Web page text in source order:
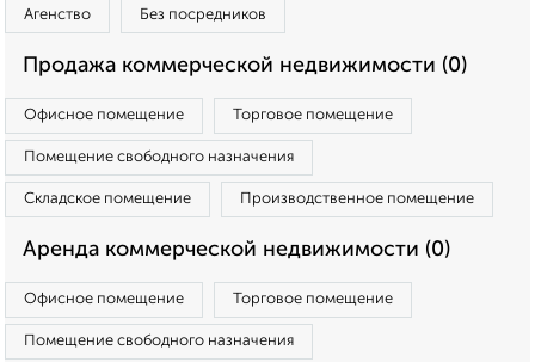
Агенство Без посредников
Продажа коммерческой недвижимости (0)
Офисное помещение Торговое помещение
Помещение свободного назначения
Складское помещение Производственное помещение
Аренда коммерческой недвижимости (0)
Офисное помещение Торговое помещение
Помещение свободного назначения